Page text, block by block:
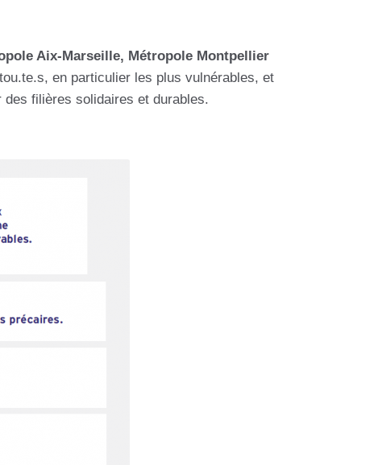
Aix-Marseille, Métropole Montpellier
en particulier les plus vulnérables, et
filières solidaires et durables.